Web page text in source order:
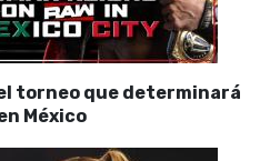
torneo que determinará
México